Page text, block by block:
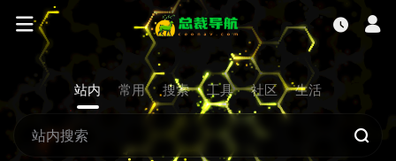
站内 常用 搜索 工具 社区 生活